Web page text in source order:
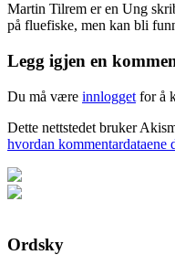
Martin Tilrem er en Ung
på fluefiske, men kan bli
Legg igjen en
Du må være innlogget for å
Dette nettstedet bruker
hvordan kommentardataene
Ordsky